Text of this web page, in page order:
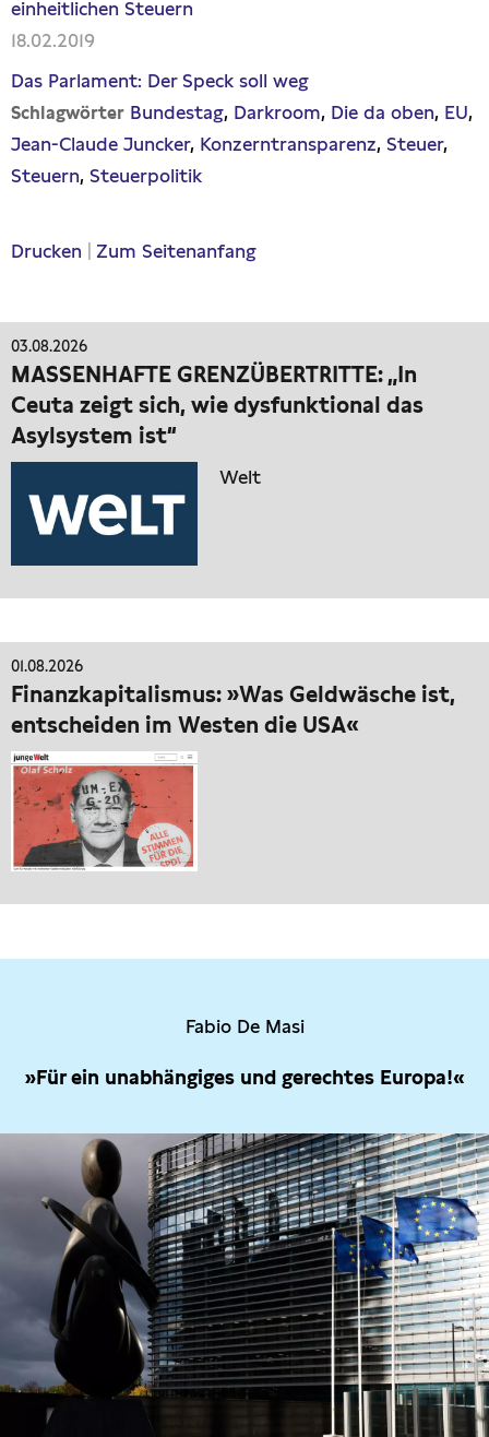
einheitlichen Steuern
18.02.2019
Das Parlament: Der Speck soll weg
Schlagwörter Bundestag Darkroom Die da oben EU
Jean-Claude Juncker Konzerntransparenz Steuer
Steuern Steuerpolitik
Drucken Zum Seitenanfang
03.08.2026
MASSENHAFTE GRENZÜBERTRITTE: „In
Ceuta zeigt sich, wie dysfunktional das
Asylsystem ist“
Welt
01.08.2026
Finanzkapitalismus: »Was Geldwäsche ist,
entscheiden im Westen die USA«
Fabio De Masi
»Für ein unabhängiges und gerechtes Europa!«